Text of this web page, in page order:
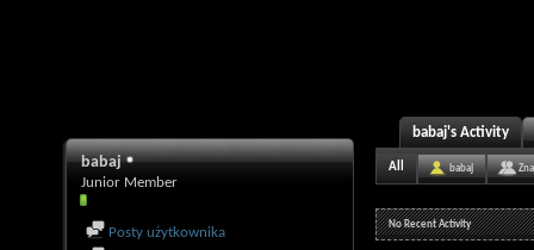
babaj
Junior Member
Posty użytkownika
babaj's Activity
All babaj
No Recent Activity